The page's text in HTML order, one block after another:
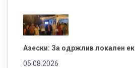
Азески: За одржлив локален
05.08.2026